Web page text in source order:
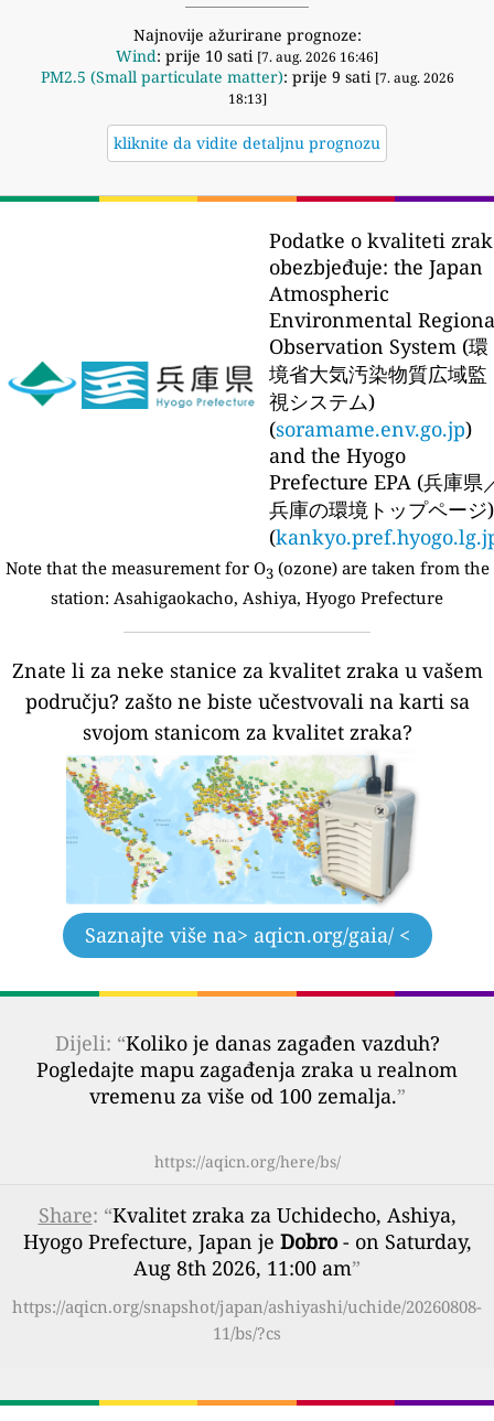
Najnovije ažurirane prognoze:
Wind: prije 10 sati [7. aug. 2026 16:46]
PM2.5 (Small particulate matter): prije 9 sati [7. aug. 2026
18:13]
kliknite da vidite detaljnu prognozu
Podatke o kvaliteti
obezbjeđuje: the Japan
Atmospheric
Environmental
Observation System (環
境省大気汚染物質広域監
視システム)
(soramame.env.go.jp)
and the Hyogo
Prefecture EPA (兵庫県
兵庫の環境トップページ)
(
Note that the measurement for O3(ozone) are taken from the
station: Asahigaokacho, Ashiya, Hyogo Prefecture
Znate li za neke stanice za kvalitet zraka u vašem
području? zašto ne biste učestvovali na karti sa
svojom stanicom za kvalitet zraka?
Saznajte više na> aqicn.org/gaia/ <
Dijeli: “Koliko je danas zagađen vazduh?
Pogledajte mapu zagađenja zraka u realnom
vremenu za više od 100 zemalja.”
https://aqicn.org/here/bs/
Share: “Kvalitet zraka za Uchidecho, Ashiya,
Hyogo Prefecture, Japan je Dobro- on Saturday,
Aug 8th 2026, 11:00 am”
https://aqicn.org/snapshot/japan/ashiyashi/uchide/20260808-
11/bs/?cs